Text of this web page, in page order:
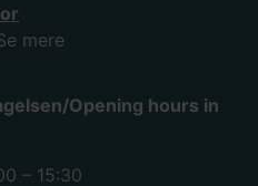
mere
Opening hours in
– 15:30